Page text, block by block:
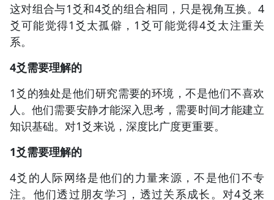
这对组合与1爻和4爻的组合相同，只是视角互换。4
爻可能觉得1爻太孤僻，1爻可能觉得4爻太注重关
系。
4爻需要理解的
1爻的独处是他们研究需要的环境，不是他们不喜欢
人。他们需要安静才能深入思考，需要时间才能建立
知识基础。对1爻来说，深度比广度更重要。
1爻需要理解的
4爻的人际网络是他们的力量来源，不是他们不专
注。他们透过朋友学习，透过关系成长。对4爻来